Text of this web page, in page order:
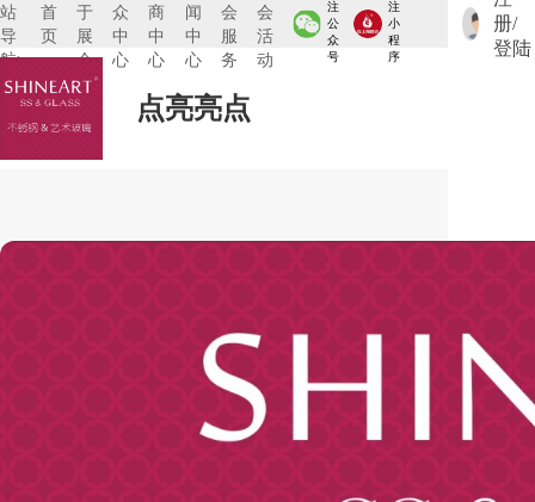
站
导
航:
首
页
于
展
会
众
中
心
商
中
心
闻
中
心
会
服
务
会
活
动
注
公
众
号
注
小
程
序
册/
登陆
点亮亮点